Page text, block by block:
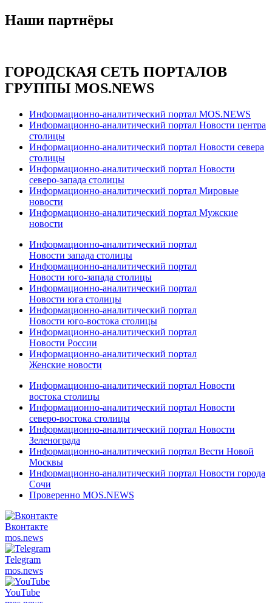
Наши партнёры
ГОРОДСКАЯ СЕТЬ ПОРТАЛОВ
ГРУППЫ MOS.NEWS
Информационно-аналитический портал MOS.NEWS
Информационно-аналитический портал Новости центра
столицы
Информационно-аналитический портал Новости севера
столицы
Информационно-аналитический портал Новости
северо-запада столицы
Информационно-аналитический портал Мировые
новости
Информационно-аналитический портал Мужские
новости
Информационно-аналитический портал
Новости запада столицы
Информационно-аналитический портал
Новости юго-запада столицы
Информационно-аналитический портал
Новости юга столицы
Информационно-аналитический портал
Новости юго-востока столицы
Информационно-аналитический портал
Новости России
Информационно-аналитический портал
Женские новости
Информационно-аналитический портал Новости
востока столицы
Информационно-аналитический портал Новости
северо-востока столицы
Информационно-аналитический портал Новости
Зеленограда
Информационно-аналитический портал Вести Новой
Москвы
Информационно-аналитический портал Новости города
Сочи
Проверенно MOS.NEWS
Вконтакте
mos.news
Telegram
mos.news
YouTube